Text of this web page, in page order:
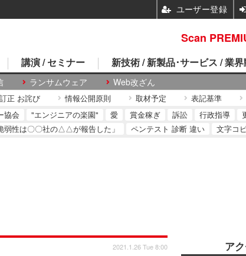
ランサムウェア Web改ざん
講演 / セミナー 新技術 / 新製品･サービス / 業界
訂正 お詫び 情報公開原則 取材予定 表記基準
協会 "エンジニアの楽園" 愛 賞金稼ぎ 訴訟 行政指導
弱性は〇〇社の△△が報告した」
ペンテスト 診断 違い 文字コ
2021.1.26 Tue 8:00 ア
Scan
ユーザー登録